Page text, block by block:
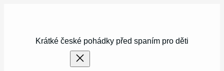
Krátké české pohádky před spaním pro děti